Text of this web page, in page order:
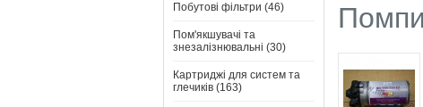
Побутові фільтри (46)
Пом'якшувачі та
знезалізнювальні (30)
Картриджі для систем та
глечиків (163)